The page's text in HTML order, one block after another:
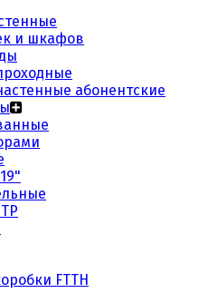
и шкафов
абонентские
FTTH